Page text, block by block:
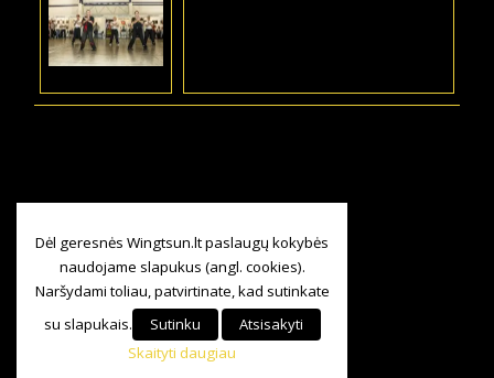
Dėl geresnės Wingtsun.lt paslaugų kokybės
naudojame slapukus (angl. cookies).
Naršydami toliau, patvirtinate, kad sutinkate
su slapukais.
Sutinku
Atsisakyti
Skaityti daugiau